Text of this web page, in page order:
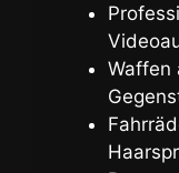
Waffen